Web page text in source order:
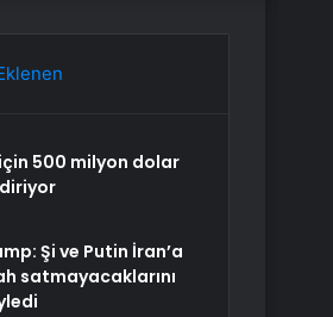
500 milyon dolar
Şi ve Putin İran’a
satmayacaklarını